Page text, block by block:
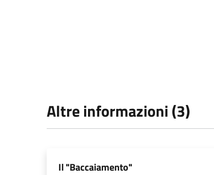
Altre informazioni (3)
Il "Baccaiamento"